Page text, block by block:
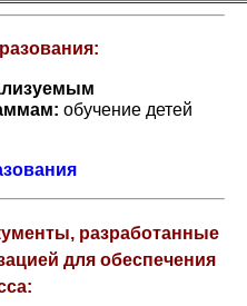
обучение детей
разработанные
для обеспечения